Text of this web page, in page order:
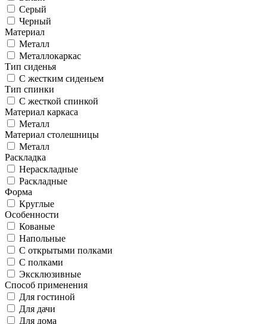
Серый
Черный
Материал
Металл
Металлокаркас
Тип сиденья
С жестким сиденьем
Тип спинки
С жесткой спинкой
Материал каркаса
Металл
Материал столешницы
Металл
Раскладка
Нераскладные
Раскладные
Форма
Круглые
Особенности
Кованые
Напольные
С открытыми полками
С полками
Эксклюзивные
Способ применения
Для гостиной
Для дачи
Для дома